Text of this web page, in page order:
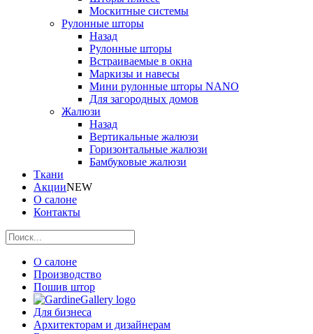
Москитные системы
Рулонные шторы
Назад
Рулонные шторы
Встраиваемые в окна
Маркизы и навесы
Мини рулонные шторы NANO
Для загородных домов
Жалюзи
Назад
Вертикальные жалюзи
Горизонтальные жалюзи
Бамбуковые жалюзи
Ткани
АкцииNEW
О салоне
Контакты
О салоне
Производство
Пошив штор
Для бизнеса
Архитекторам и дизайнерам